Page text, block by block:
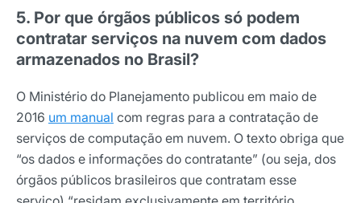
5. Por que órgãos públicos só podem
contratar serviços na nuvem com dados
armazenados no Brasil?
O Ministério do Planejamento publicou em maio de
2016 um manual com regras para a contratação de
serviços de computação em nuvem. O texto obriga que
“os dados e informações do contratante” (ou seja, dos
órgãos públicos brasileiros que contratam esse